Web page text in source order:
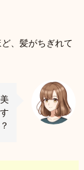
、髪がちぎれて